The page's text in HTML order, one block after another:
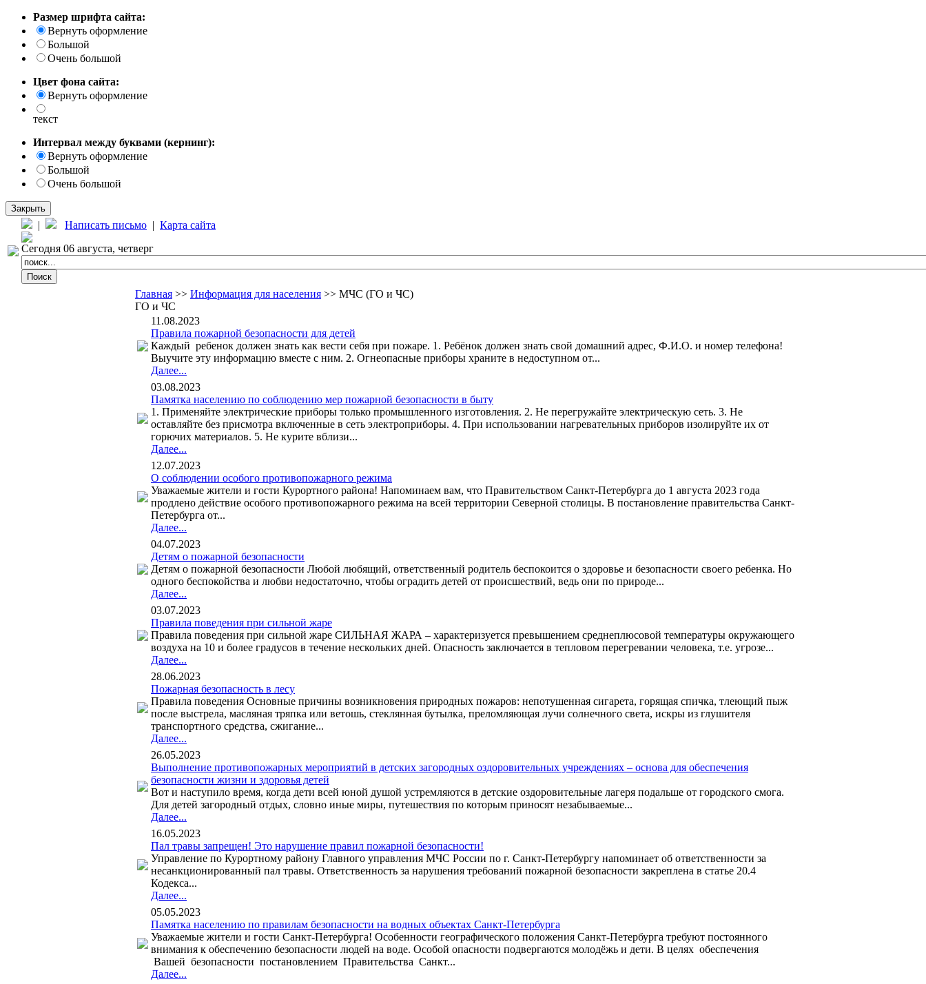
Размер шрифта сайта:
Вернуть оформление
Большой
Очень большой
Цвет фона сайта:
Вернуть оформление
текст
Интервал между буквами (кернинг):
Вернуть оформление
Большой
Очень большой
Закрыть
| Написать письмо | Карта сайта
Сегодня 06 августа, четверг
Главная >> Информация для населения >> МЧС (ГО и ЧС)
ГО и ЧС
11.08.2023
Правила пожарной безопасности для детей
Каждый ребенок должен знать как вести себя при пожаре. 1. Ребёнок должен знать свой домашний адрес, Ф.И.О. и номер телефона!
Выучите эту информацию вместе с ним. 2. Огнеопасные приборы храните в недоступном от...
Далее...
03.08.2023
Памятка населению по соблюдению мер пожарной безопасности в быту
1. Применяйте электрические приборы только промышленного изготовления. 2. Не перегружайте электрическую сеть. 3. Не
оставляйте без присмотра включенные в сеть электроприборы. 4. При использовании нагревательных приборов изолируйте их от
горючих материалов. 5. Не курите вблизи...
Далее...
12.07.2023
О соблюдении особого противопожарного режима
Уважаемые жители и гости Курортного района! Напоминаем вам, что Правительством Санкт-Петербурга до 1 августа 2023 года
продлено действие особого противопожарного режима на всей территории Северной столицы. В постановление правительства Санкт-
Петербурга от...
Далее...
04.07.2023
Детям о пожарной безопасности
Детям о пожарной безопасности Любой любящий, ответственный родитель беспокоится о здоровье и безопасности своего ребенка. Но
одного беспокойства и любви недостаточно, чтобы оградить детей от происшествий, ведь они по природе...
Далее...
03.07.2023
Правила поведения при сильной жаре
Правила поведения при сильной жаре СИЛЬНАЯ ЖАРА – характеризуется превышением среднеплюсовой температуры окружающего
воздуха на 10 и более градусов в течение нескольких дней. Опасность заключается в тепловом перегревании человека, т.е. угрозе...
Далее...
28.06.2023
Пожарная безопасность в лесу
Правила поведения Основные причины возникновения природных пожаров: непотушенная сигарета, горящая спичка, тлеющий пыж
после выстрела, масляная тряпка или ветошь, стеклянная бутылка, преломляющая лучи солнечного света, искры из глушителя
транспортного средства, сжигание...
Далее...
26.05.2023
Выполнение противопожарных мероприятий в детских загородных оздоровительных учреждениях – основа для обеспечения
безопасности жизни и здоровья детей
Вот и наступило время, когда дети всей юной душой устремляются в детские оздоровительные лагеря подальше от городского смога.
Для детей загородный отдых, словно иные миры, путешествия по которым приносят незабываемые...
Далее...
16.05.2023
Пал травы запрещен! Это нарушение правил пожарной безопасности!
Управление по Курортному району Главного управления МЧС России по г. Санкт-Петербургу напоминает об ответственности за
несанкционированный пал травы. Ответственность за нарушения требований пожарной безопасности закреплена в статье 20.4
Кодекса...
Далее...
05.05.2023
Памятка населению по правилам безопасности на водных объектах Санкт-Петербурга
Уважаемые жители и гости Санкт-Петербурга! Особенности географического положения Санкт-Петербурга требуют постоянного
внимания к обеспечению безопасности людей на воде. Особой опасности подвергаются молодёжь и дети. В целях обеспечения
Вашей безопасности постановлением Правительства Санкт...
Далее...